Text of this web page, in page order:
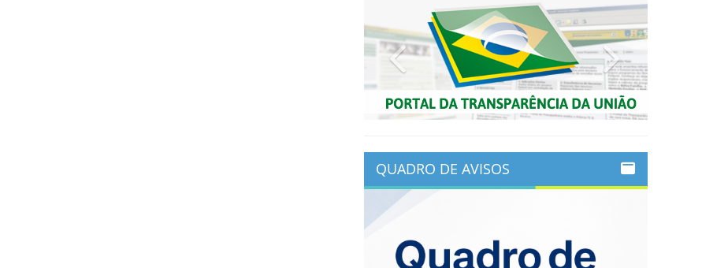
Previous Next
QUADRO DE AVISOS